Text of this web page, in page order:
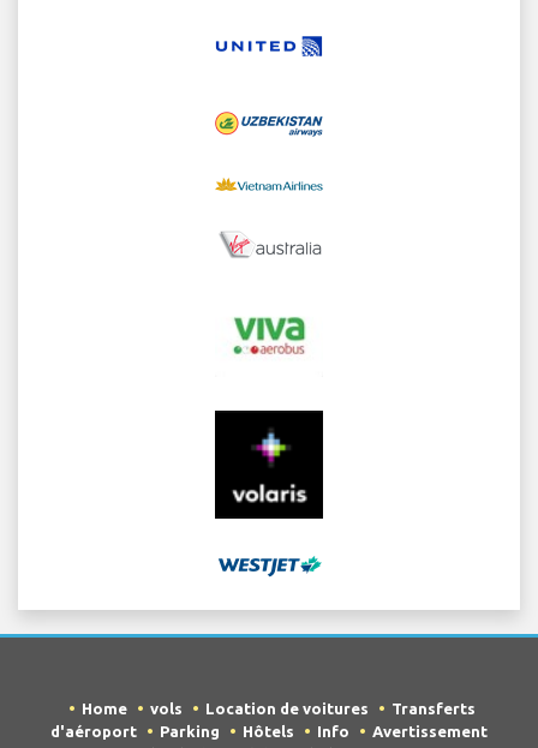
Home vols Location de voitures
Transferts
d'aéroport
Parking Hôtels Info
Avertissement